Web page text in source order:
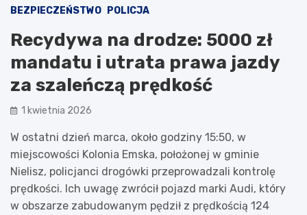
BEZPIECZEŃSTWO POLICJA
Recydywa na drodze: 5000 zł
mandatu i utrata prawa jazdy
za szaleńczą prędkość
1 kwietnia 2026
W ostatni dzień marca, około godziny 15:50, w
miejscowości Kolonia Emska, położonej w gminie
Nielisz, policjanci drogówki przeprowadzali kontrolę
prędkości. Ich uwagę zwrócił pojazd marki Audi, który
w obszarze zabudowanym pędził z prędkością 124